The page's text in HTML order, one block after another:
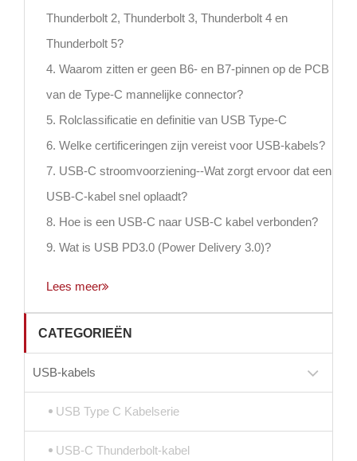
Thunderbolt 2, Thunderbolt 3, Thunderbolt 4 en
Thunderbolt 5?
4. Waarom zitten er geen B6- en B7-pinnen op de PCB
van de Type-C mannelijke connector?
5. Rolclassificatie en definitie van USB Type-C
6. Welke certificeringen zijn vereist voor USB-kabels?
7. USB-C stroomvoorziening--Wat zorgt ervoor dat een
USB-C-kabel snel oplaadt?
8. Hoe is een USB-C naar USB-C kabel verbonden?
9. Wat is USB PD3.0 (Power Delivery 3.0)?
Lees meer
CATEGORIEËN
USB-kabels
USB Type C Kabelserie
USB-C Thunderbolt-kabel